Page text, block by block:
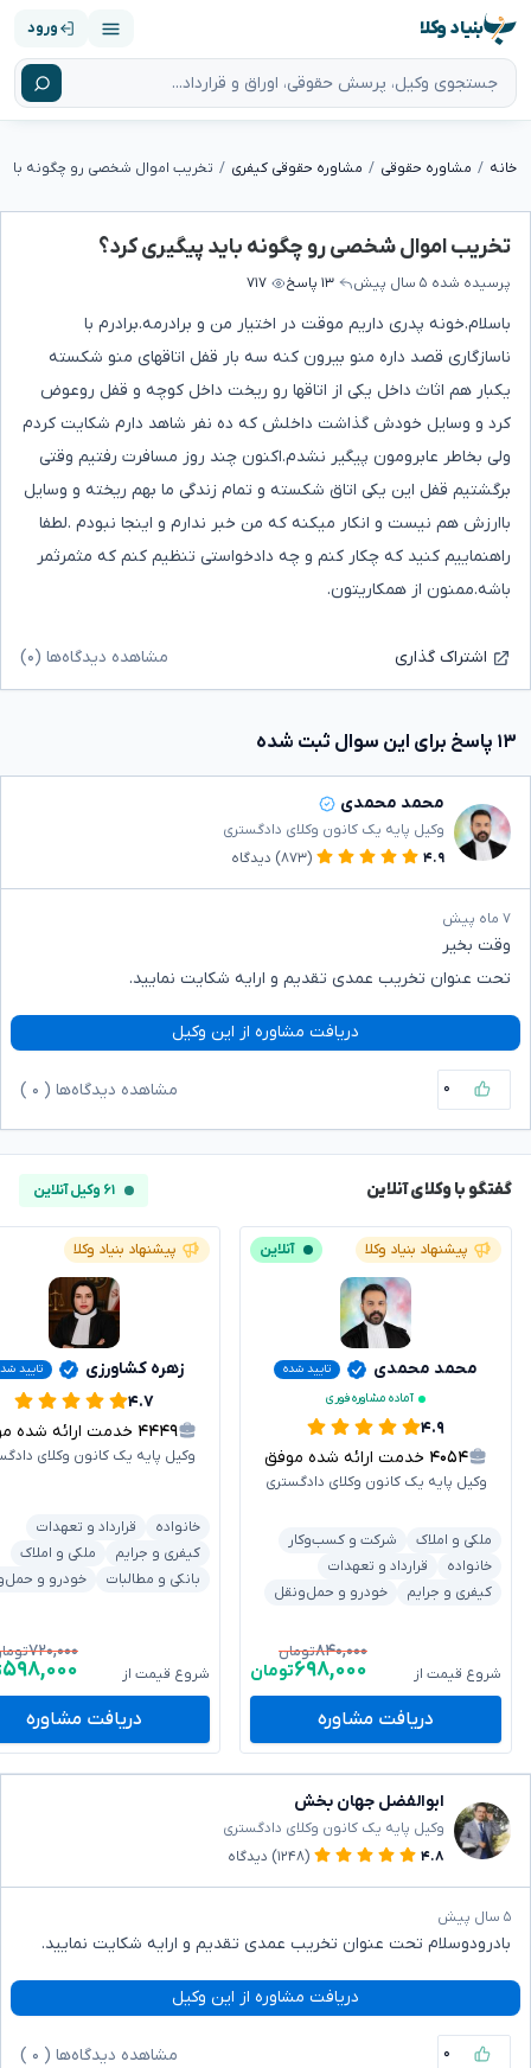
بنیاد وکلا ورود
خانه مشاوره حقوقی مشاوره حقوقی کیفری تخریب اموال شخصی رو چگونه باید
تخریب اموال شخصی رو چگونه باید پیگیری کرد؟
پرسیده شده ۵ سال پیش ۱۳ پاسخ ۷۱۷
باسلام.خونه پدری داریم موقت در اختیار من و برادرمه.برادرم با
ناسازگاری قصد داره منو بیرون کنه سه بار قفل اتاقهای منو شکسته
یکبار هم اثاث داخل یکی از اتاقها رو ریخت داخل کوچه و قفل روعوض
کرد و وسایل خودش گذاشت داخلش که ده نفر شاهد دارم شکایت کردم
ولی بخاطر عابرومون پیگیر نشدم.اکنون چند روز مسافرت رفتیم وقتی
برگشتیم قفل این یکی اتاق شکسته و تمام زندگی ما بهم ریخته و وسایل
باارزش هم نیست و انکار میکنه که من خبر ندارم و اینجا نبودم .لطفا
راهنماییم کنید که چکار کنم و چه دادخواستی تنظیم کنم که مثمرثمر
باشه.ممنون از همکاریتون.
اشتراک گذاری مشاهده دیدگاه‌ها (۰)
۱۳ پاسخ برای این سوال ثبت شده
محمد محمدی
وکیل پایه یک کانون وکلای دادگستری
۴.۹
(۸۷۳) دیدگاه
۷ ماه پیش
وقت بخیر
تحت عنوان تخریب عمدی تقدیم و ارایه شکایت نمایید.
دریافت مشاوره از این وکیل
۰ مشاهده دیدگاه‌ها ( ۰
گفتگو با وکلای آنلاین ۶۱ وکیل آنلاین
پیشنهاد بنیاد وکلا آنلاین
محمد محمدی
تایید شده
آماده مشاوره فوری
۴.۹
۴۰۵۴ خدمت ارائه شده موفق
وکیل پایه یک کانون وکلای دادگستری
ملکی و املاک
شرکت و کسب‌وکار
خانواده
قرارداد و تعهدات
کیفری و جرایم
خودرو و حمل‌ونقل
شروع قیمت از
۸۴۰,۰۰۰تومان
۶۹۸,۰۰۰تومان
دریافت مشاوره
پیشنهاد بنیاد وکلا
زهره کشاورزی تایید
۴.۷
۴۴۴۹ خدمت ارائه شده موفق
وکیل پایه یک کانون وکلای
خانواده
قرارداد و تعهدات
کیفری و جرایم
ملکی و املاک
بانکی و مطالبات
خودرو و
شروع قیمت از
۷۲۰,۰۰۰
۵۹۸,۰۰۰
دریافت مشاوره
ابوالفضل جهان بخش
وکیل پایه یک کانون وکلای دادگستری
۴.۸
(۱۲۴۸) دیدگاه
۵ سال پیش
بادرودوسلام تحت عنوان تخریب عمدی تقدیم و ارایه شکایت نمایید.
دریافت مشاوره از این وکیل
۰ مشاهده دیدگاه‌ها ( ۰